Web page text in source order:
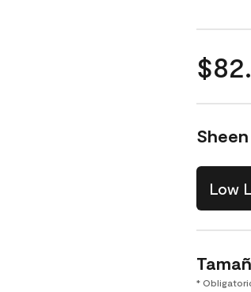
Sheen
Low
*